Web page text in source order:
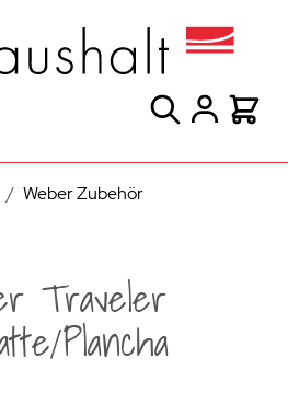
Suche
/ Weber Zubehör
Traveler
Plancha